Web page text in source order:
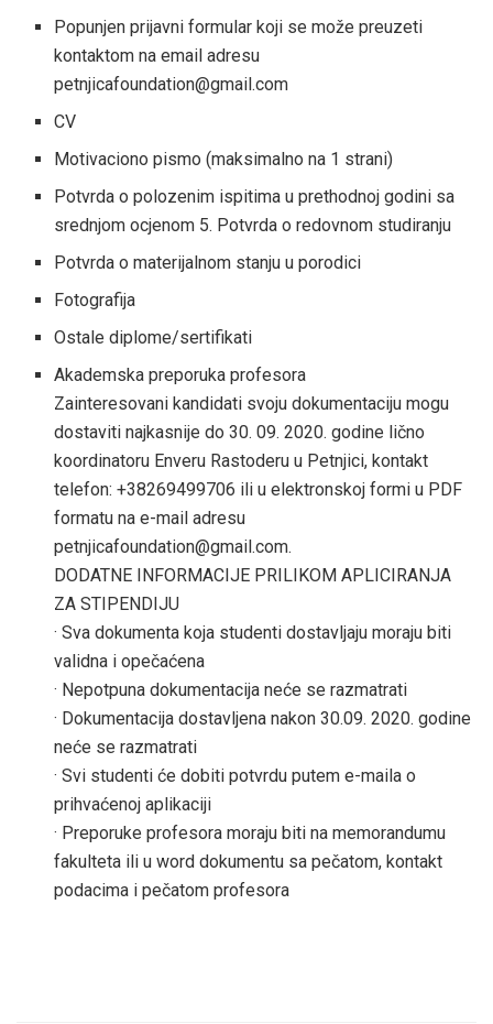
Popunjen prijavni formular koji se može preuzeti
kontaktom na email adresu
petnjicafoundation@gmail.com
CV
Motivaciono pismo (maksimalno na 1 strani)
Potvrda o polozenim ispitima u prethodnoj godini sa
srednjom ocjenom 5. Potvrda o redovnom studiranju
Potvrda o materijalnom stanju u porodici
Fotografija
Ostale diplome/sertifikati
Akademska preporuka profesora
Zainteresovani kandidati svoju dokumentaciju mogu
dostaviti najkasnije do 30. 09. 2020. godine lično
koordinatoru Enveru Rastoderu u Petnjici, kontakt
telefon: +38269499706 ili u elektronskoj formi u PDF
formatu na e-mail adresu
petnjicafoundation@gmail.com.
DODATNE INFORMACIJE PRILIKOM APLICIRANJA
ZA STIPENDIJU
· Sva dokumenta koja studenti dostavljaju moraju biti
validna i opečaćena
· Nepotpuna dokumentacija neće se razmatrati
· Dokumentacija dostavljena nakon 30.09. 2020. godine
neće se razmatrati
· Svi studenti će dobiti potvrdu putem e-maila o
prihvaćenoj aplikaciji
· Preporuke profesora moraju biti na memorandumu
fakulteta ili u word dokumentu sa pečatom, kontakt
podacima i pečatom profesora